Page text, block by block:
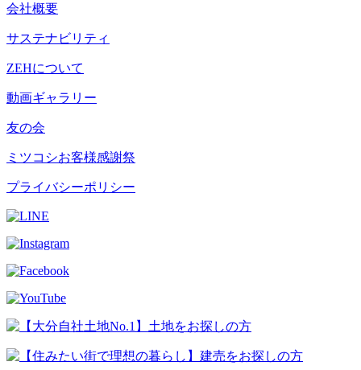
会社概要
サステナビリティ
ZEHについて
動画ギャラリー
友の会
ミツコシお客様感謝祭
プライバシーポリシー